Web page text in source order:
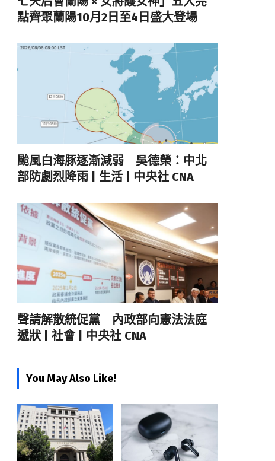
點齊聚蘭陽10月2日至4日盛大登場
颱風白海豚逐漸減弱 吳德榮：中北
部防劇烈降雨 | 生活 | 中央社 CNA
聲請解散統促黨 內政部向憲法法庭
遞狀 | 社會 | 中央社 CNA
You May Also Like!